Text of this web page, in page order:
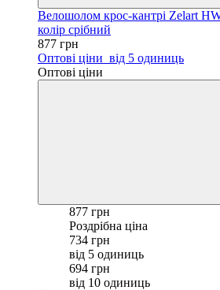
Велошолом крос-кантрі Zelart
колір срібний
877 грн
Оптові ціни від 5 одиниць
Оптові ціни
877 грн
Роздрібна ціна
734 грн
від 5 одиниць
694 грн
від 10 одиниць